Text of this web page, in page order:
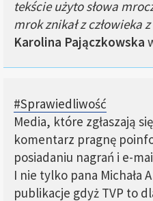
tekście użyto słowa
mrok znikał z człowieka
Karolina Pajączkowska
#Sprawiedliwość
Media, które zgłaszają
komentarz pragnę
posiadaniu nagrań i e-
I nie tylko pana Michała
publikacje gdyż TVP to